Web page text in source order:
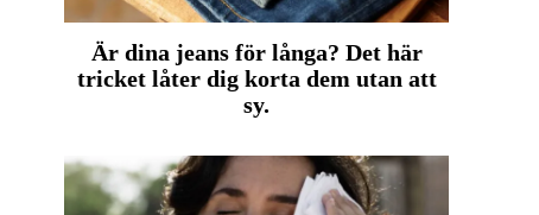
Är dina jeans för långa? Det här
tricket låter dig korta dem utan att
sy.